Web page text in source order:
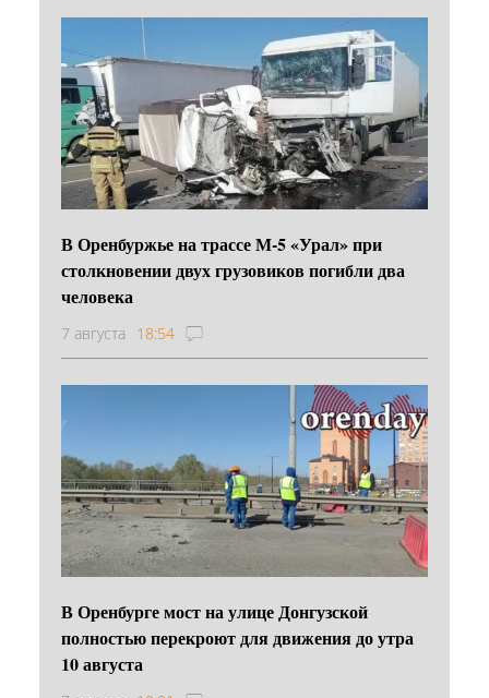
В Оренбуржье на трассе М-5 «Урал» при
столкновении двух грузовиков погибли два
человека
7 августа 18:54
В Оренбурге мост на улице Донгузской
полностью перекроют для движения до утра
10 августа